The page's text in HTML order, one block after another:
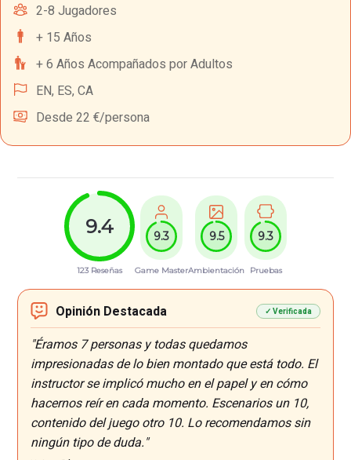
2-8 Jugadores
+ 15 Años
+ 6 Años Acompañados por Adultos
EN, ES, CA
Desde 22 €/persona
9.4
123 Reseñas
9.3
Game Master
9.5
Ambientación
9.3
Pruebas
Opinión Destacada ✓ Verificada
"Éramos 7 personas y todas quedamos
impresionadas de lo bien montado que está todo. El
instructor se implicó mucho en el papel y en cómo
hacernos reír en cada momento. Escenarios un 10,
contenido del juego otro 10. Lo recomendamos sin
ningún tipo de duda."